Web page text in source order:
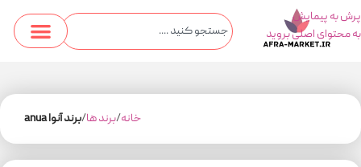
پرش به پیمایش
به محتوای اصلی بروید
خانه برند ها برند آنوا anua